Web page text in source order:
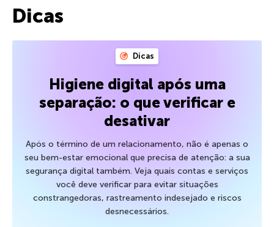
Dicas
Dicas
Higiene digital após uma
separação: o que verificar e
desativar
Após o término de um relacionamento, não é apenas o
seu bem-estar emocional que precisa de atenção: a sua
segurança digital também. Veja quais contas e serviços
você deve verificar para evitar situações
constrangedoras, rastreamento indesejado e riscos
desnecessários.